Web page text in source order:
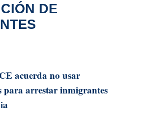
DE
acuerda no usar
para arrestar inmigrantes